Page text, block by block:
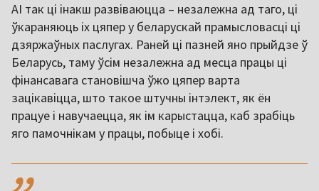
AI так ці інакш развіваюцца – незалежна ад таго, ці
ўкараняюць іх цяпер у беларускай прамысловасці ці
дзяржаўных паслугах. Раней ці пазней яно прыйдзе ў
Беларусь, таму ўсім незалежна ад месца працы ці
фінансавага становішча ўжо цяпер варта
зацікавіцца, што такое штучны інтэлект, як ён
працуе і навучаецца, як ім карыстацца, каб зрабіць
яго памочнікам у працы, побыце і хобі.
,,